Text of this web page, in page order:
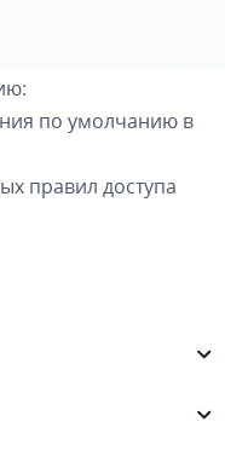
по умолчанию в
правил доступа